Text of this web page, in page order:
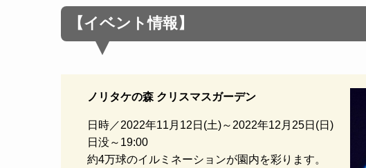
【イベント情報 】
ノリタケの森 クリスマスガーデン
日時／2022年11月12日(土)～2022年12月25日(日)
日没～19:00
約4万球のイルミネーションが園内を彩ります。